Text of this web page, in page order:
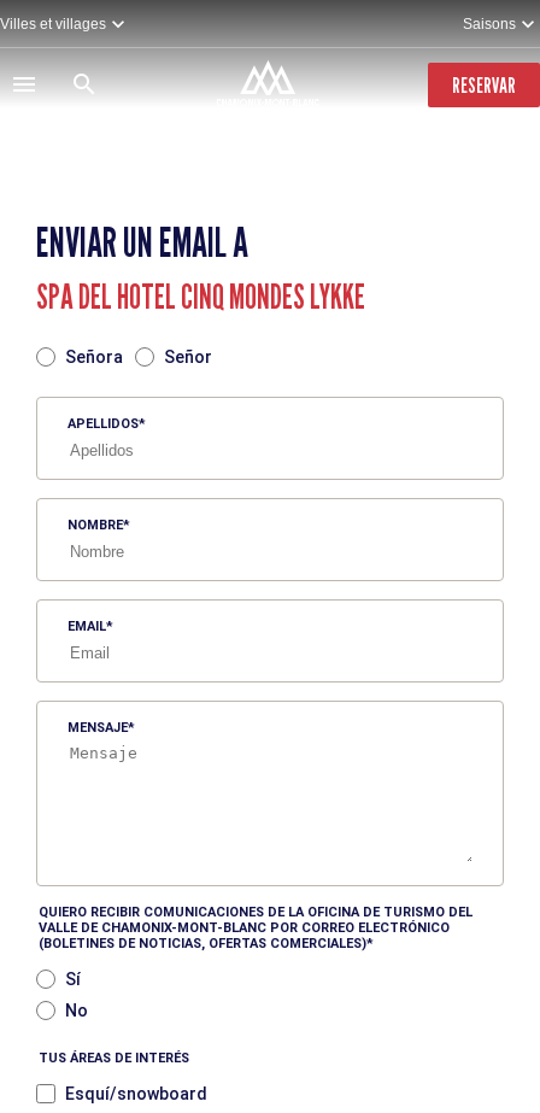
Pasar
al
contenido
principal
Villes et villages Saisons
RESERVAR
ENVIAR UN EMAIL A
SPA DEL HOTEL CINQ MONDES LYKKE
Señora Señor
APELLIDOS
NOMBRE
EMAIL
MENSAJE
QUIERO RECIBIR COMUNICACIONES DE LA OFICINA DE TURISMO DEL
VALLE DE CHAMONIX-MONT-BLANC POR CORREO ELECTRÓNICO
(BOLETINES DE NOTICIAS, OFERTAS COMERCIALES)
Sí
No
TUS ÁREAS DE INTERÉS
Esquí/snowboard